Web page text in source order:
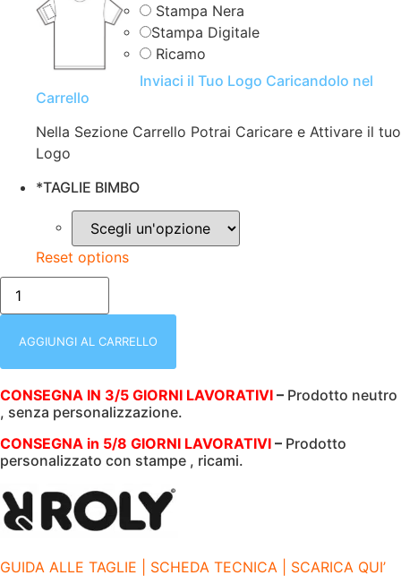
Stampa Nera
Stampa Digitale
Ricamo
Inviaci il Tuo Logo Caricandolo nel
Carrello
Nella Sezione Carrello Potrai Caricare e Attivare il tuo
Logo
*TAGLIE BIMBO
Reset options
T-
SHIRT
BAMBINO
MEZZA
|
|
100%
COTONE
|
155
gr/m2
BEAGLE
|
6554
quantità
AGGIUNGI AL CARRELLO
CONSEGNA IN 3/5 GIORNI LAVORATIVI – Prodotto neutro
, senza personalizzazione.
CONSEGNA in 5/8 GIORNI LAVORATIVI – Prodotto
personalizzato con stampe , ricami.
GUIDA ALLE TAGLIE | SCHEDA TECNICA | SCARICA QUI’